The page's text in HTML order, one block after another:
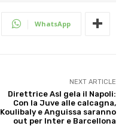
WhatsApp
NEXT ARTICLE
Direttrice Asl gela il Napoli:
Con la Juve alle calcagna,
Koulibaly e Anguissa saranno
out per Inter e Barcellona